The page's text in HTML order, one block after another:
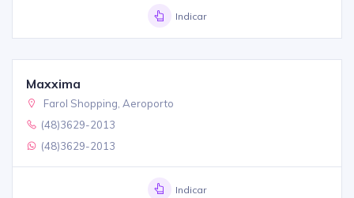
Indicar
Maxxima
Farol Shopping, Aeroporto
(48)3629-2013
(48)3629-2013
Indicar